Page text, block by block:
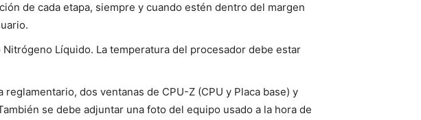
de cada etapa, siempre y cuando estén dentro del margen
Líquido. La temperatura del procesador debe estar
dos ventanas de CPU-Z (CPU y Placa base) y
se debe adjuntar una foto del equipo usado a la hora de